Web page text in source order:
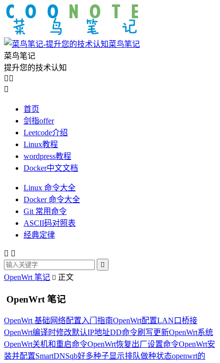
菜鸟笔记
菜鸟笔记
提升您的技术认知
 

首页
剑指offer
Leetcode介绍
Linux教程
wordpress教程
Docker中文文档
Linux 命令大全
Docker 命令大全
Git 常用命令
ASCII码对照表
经典定律
 

OpenWrt 笔记  正文
OpenWrt 笔记
OpenWrt 基础网络配置入门指南OpenWrt配置LAN口桥接
OpenWrt编译时修改默认IP地址DD命令刷写更新OpenWrt系统
OpenWrt关机和重启命令OpenWrt恢复出厂设置命令OpenWrt安
装并配置SmartDNSqb好多种子显示排队做种状态openwrt的